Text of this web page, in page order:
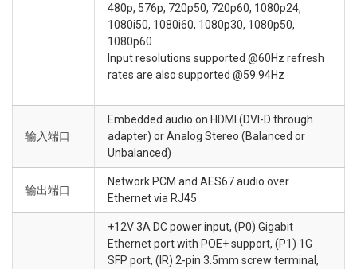
480p, 576p, 720p50, 720p60, 1080p24,
1080i50, 1080i60, 1080p30, 1080p50,
1080p60
Input resolutions supported @60Hz refresh
rates are also supported @59.94Hz
输入端口
Embedded audio on HDMI (DVI-D through
adapter) or Analog Stereo (Balanced or
Unbalanced)
输出端口
Network PCM and AES67 audio over
Ethernet via RJ45
+12V 3A DC power input, (P0) Gigabit
Ethernet port with POE+ support, (P1) 1G
SFP port, (IR) 2-pin 3.5mm screw terminal,